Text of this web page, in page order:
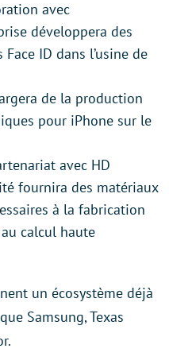
avec
développera des
ID dans l’usine de
de la production
pour iPhone sur le
avec HD
fournira des matériaux
à la fabrication
calcul haute
un écosystème déjà
Samsung, Texas